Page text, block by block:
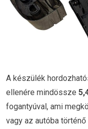
A készülék
ellenére mindössze
fogantyúval, ami
vagy az autóba